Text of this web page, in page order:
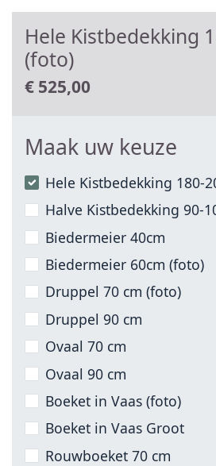
Hele Kistbedekking
(foto)
€ 525,00
Maak uw keuze
Hele Kistbedekking 180-
Halve Kistbedekking 90-
Biedermeier 40cm
Biedermeier 60cm (foto)
Druppel 70 cm (foto)
Druppel 90 cm
Ovaal 70 cm
Ovaal 90 cm
Boeket in Vaas (foto)
Boeket in Vaas Groot
Rouwboeket 70 cm